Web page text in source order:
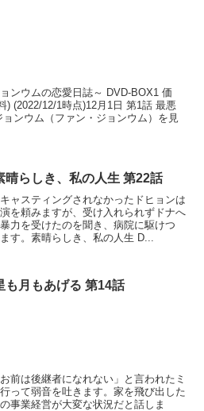
ンウムの恋愛日誌～ DVD-BOX1 価
) (2022/12/1時点)12月1日 第1話 最悪
ンウム（ファン・ジョンウム）を見
晴らしき、私の人生 第22話
ャスティングされなかったドヒョンは
を頼みますが、受け入れられずドナへ
力を受けたのを聞き、病院に駆けつ
す。素晴らしき、私の人生 D...
も月もあげる 第14話
前は後継者になれない」と言われたミ
って弱音を吐きます。家を飛び出した
事業経営が大変な状況だと話しま